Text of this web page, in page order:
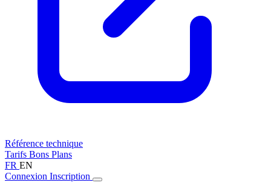
Référence technique
Tarifs Bons Plans
FR EN
Connexion Inscription